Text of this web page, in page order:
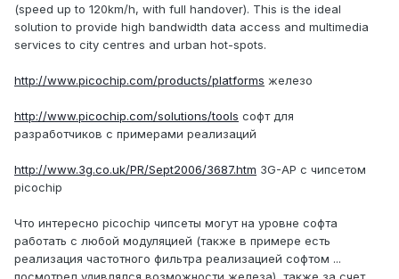
(speed up to 120km/h, with full handover). This is the ideal
solution to provide high bandwidth data access and multimedia
services to city centres and urban hot-spots.
http://www.picochip.com/products/platforms железо
http://www.picochip.com/solutions/tools софт для
разработчиков с примерами реализаций
http://www.3g.co.uk/PR/Sept2006/3687.htm 3G-AP с чипсетом
picochip
Что интересно picochip чипсеты могут на уровне софта
работать с любой модуляцией (также в примере есть
реализация частотного фильтра реализацией софтом ...